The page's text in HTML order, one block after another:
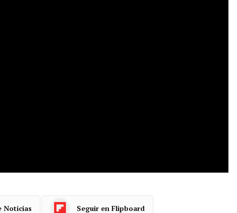
como muestra de celebración del día de la
Noticias Seguir en Flipboard